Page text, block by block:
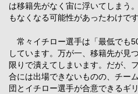
は移籍先がなく宙に浮いてしまう
もなくなる可能性があったわけです
常々イチロー選手は「最低でも
しています。万が一、移籍先が見
限りで潰えてしまいます。だが、
合には出場できないものの、チー
団とイチロー選手が合意できるギ